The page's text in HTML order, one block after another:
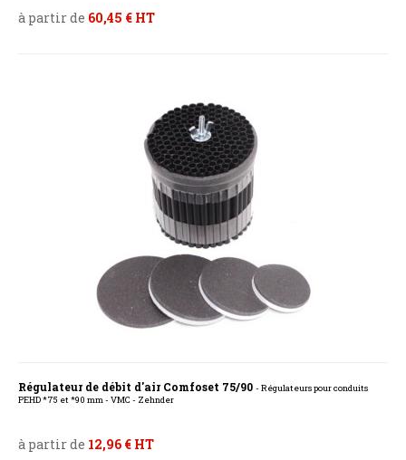
à partir de 60,45 € HT
Régulateur de débit d'air Comfoset 75/90 - Régulateurs pour conduits
PEHD *75 et *90 mm - VMC - Zehnder
à partir de 12,96 € HT